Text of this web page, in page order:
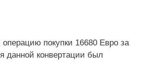
покупки 16680 Евро за
данной конвертации был